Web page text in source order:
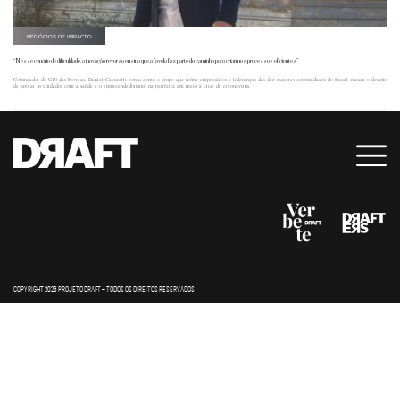
NEGÓCIOS DE IMPACTO
“Nesse cenário de dificuldade, a inovação reversa ensina que a favela faz parte do caminho para criarmos processos eficientes”
Cofundador do G10 das Favelas, Daniel Cavaretti conta como o grupo que reúne empresários e lideranças das dez maiores comunidades do Brasil encara o desafio
de apoiar os cuidados com a saúde e o empreendedorismo na periferia em meio à crise do coronavírus.
COPYRIGHT 2026 PROJETO DRAFT – TODOS OS DIREITOS RESERVADOS